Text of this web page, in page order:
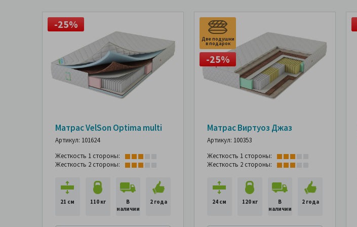
-25%
Матрас VelSon Optima multi
Артикул: 101624
Жесткость 1 стороны:
Жесткость 2 стороны:
21 см 110 кг
В
наличии
2 года
Две подушки
в подарок
-25%
Матрас Виртуоз Джаз
Артикул: 100353
Жесткость 1 стороны:
Жесткость 2 стороны:
24 см 120 кг
В
наличии
2 года